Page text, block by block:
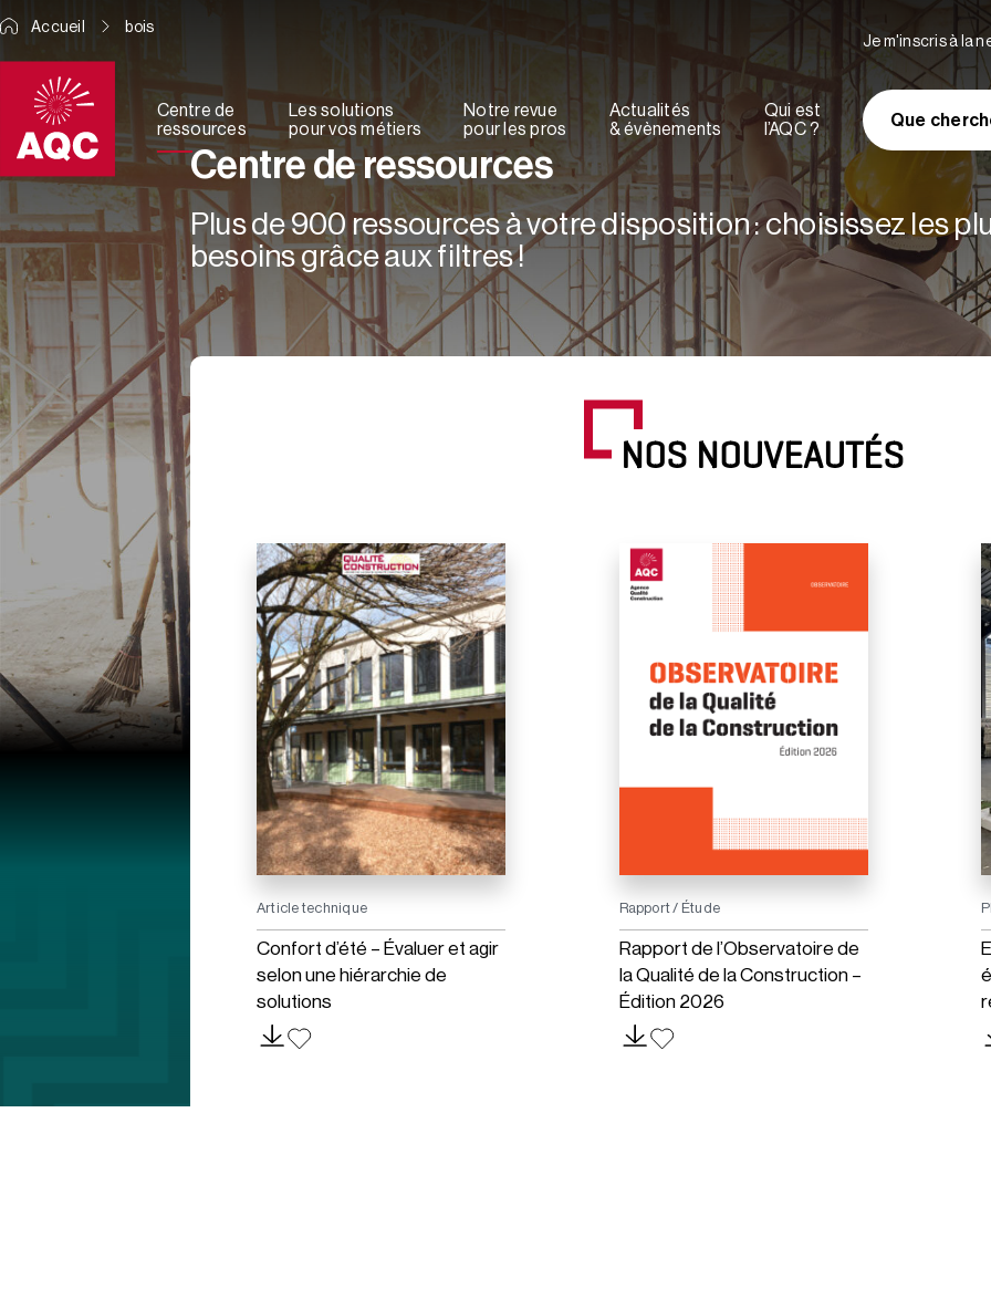
Centre de
ressources
Les solutions
pour vos métiers
Notre revue
pour les pros
Actualités
& évènements
Qui est
l’AQC ?
Je m'inscris à la
Que
Accueil bois
Centre de ressources
Plus de 900 ressources à votre disposition : choisissez les
besoins grâce aux filtres !
NOS NOUVEAUTÉS
Article technique
Confort d’été – Évaluer et agir
selon une hiérarchie de
solutions
Rapport / Étude
Rapport de l’Observatoire de
la Qualité de la Construction –
Édition 2026